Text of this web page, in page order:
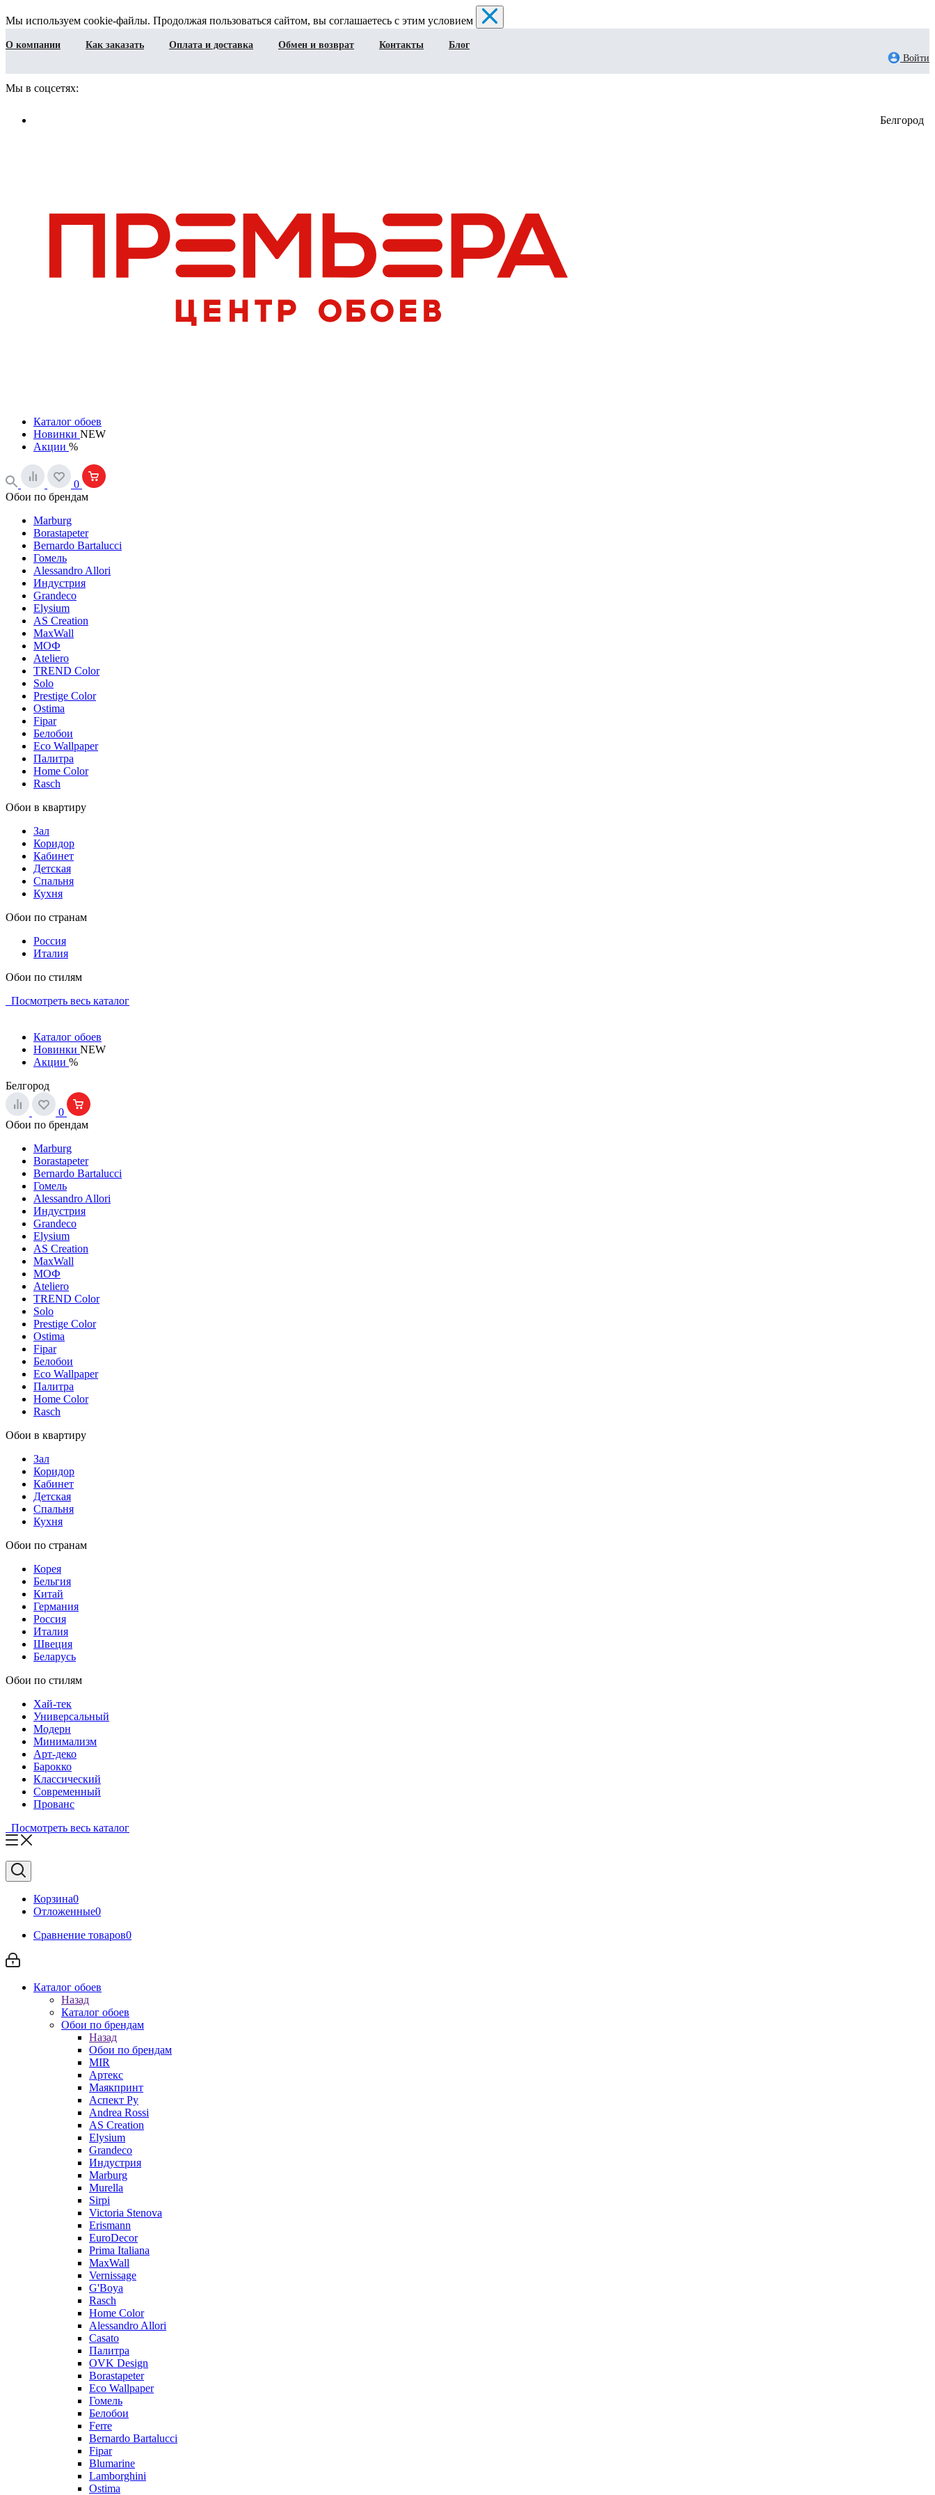
Мы используем cookie-файлы. Продолжая пользоваться сайтом, вы соглашаетесь с этим условием
О компании Как заказать Оплата и доставка Обмен и возврат Контакты
Блог
Войти
Мы в соцсетях:
Белгород
Каталог обоев
Новинки NEW
Акции %
0
Обои по брендам
Marburg
Borastapeter
Bernardo Bartalucci
Гомель
Alessandro Allori
Индустрия
Grandeco
Elysium
AS Creation
MaxWall
МОФ
Ateliero
TREND Color
Solo
Prestige Color
Ostima
Fipar
Белобои
Eco Wallpaper
Палитра
Home Color
Rasch
Обои в квартиру
Зал
Коридор
Кабинет
Детская
Спальня
Кухня
Обои по странам
Россия
Италия
Обои по стилям
Посмотреть весь каталог
Каталог обоев
Новинки NEW
Акции %
Белгород
0
Обои по брендам
Marburg
Borastapeter
Bernardo Bartalucci
Гомель
Alessandro Allori
Индустрия
Grandeco
Elysium
AS Creation
MaxWall
МОФ
Ateliero
TREND Color
Solo
Prestige Color
Ostima
Fipar
Белобои
Eco Wallpaper
Палитра
Home Color
Rasch
Обои в квартиру
Зал
Коридор
Кабинет
Детская
Спальня
Кухня
Обои по странам
Корея
Бельгия
Китай
Германия
Россия
Италия
Швеция
Беларусь
Обои по стилям
Хай-тек
Универсальный
Модерн
Минимализм
Арт-деко
Барокко
Классический
Современный
Прованс
Посмотреть весь каталог
Корзина0
Отложенные0
Сравнение товаров0
Каталог обоев
Назад
Каталог обоев
Обои по брендам
Назад
Обои по брендам
MIR
Артекс
Маякпринт
Аспект Ру
Andrea Rossi
AS Creation
Elysium
Grandeco
Индустрия
Marburg
Murella
Sirpi
Victoria Stenova
Erismann
EuroDecor
Prima Italiana
MaxWall
Vernissage
G'Boya
Rasch
Home Color
Alessandro Allori
Casato
Палитра
OVK Design
Borastapeter
Eco Wallpaper
Гомель
Белобои
Ferre
Bernardo Bartalucci
Fipar
Blumarine
Lamborghini
Ostima